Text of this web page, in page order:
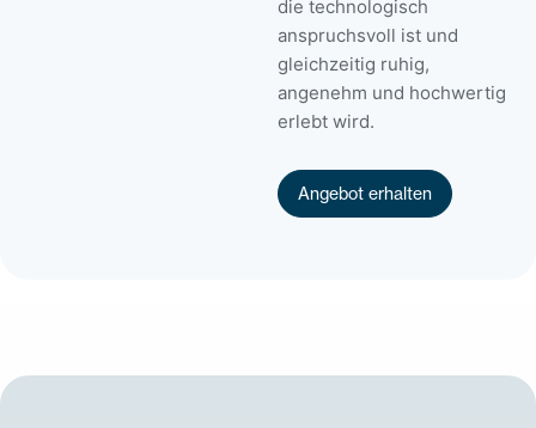
die technologisch
anspruchsvoll ist und
gleichzeitig ruhig,
angenehm und hochwertig
erlebt wird.
Angebot erhalten